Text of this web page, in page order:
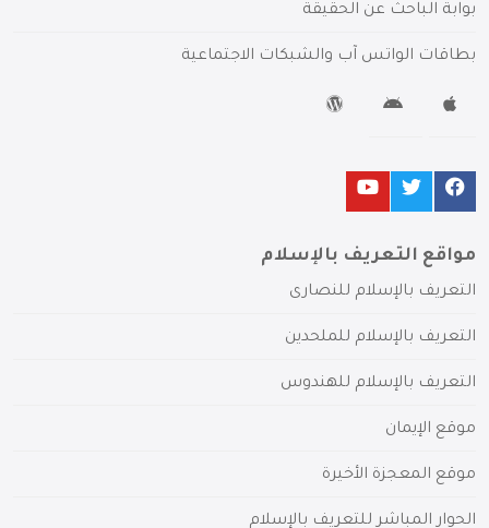
بوابة الباحث عن الحقيقة
بطاقات الواتس آب والشبكات الاجتماعية
مواقع التعريف بالإسلام
التعريف بالإسلام للنصارى
التعريف بالإسلام للملحدين
التعريف بالإسلام للهندوس
موقع الإيمان
موقع المعجزة الأخيرة
الحوار المباشر للتعريف بالإسلام